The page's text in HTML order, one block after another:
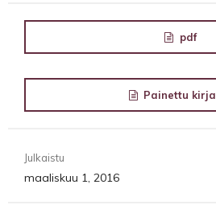
pdf
Painettu kirja
Julkaistu
maaliskuu 1, 2016